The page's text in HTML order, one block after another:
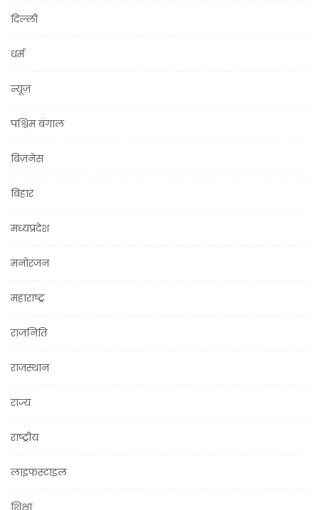
दिल्ली
धर्म
न्यूज़
पश्चिम बंगाल
बिज़नेस
बिहार
मध्यप्रदेश
मनोरंजन
महाराष्ट्र
राजनिति
राजस्थान
राज्य
राष्ट्रीय
लाइफस्टाइल